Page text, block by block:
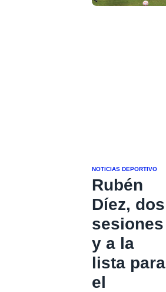
NOTICIAS DEPORTIVO
Rubén
Díez, dos
sesiones
y a la
lista para
el